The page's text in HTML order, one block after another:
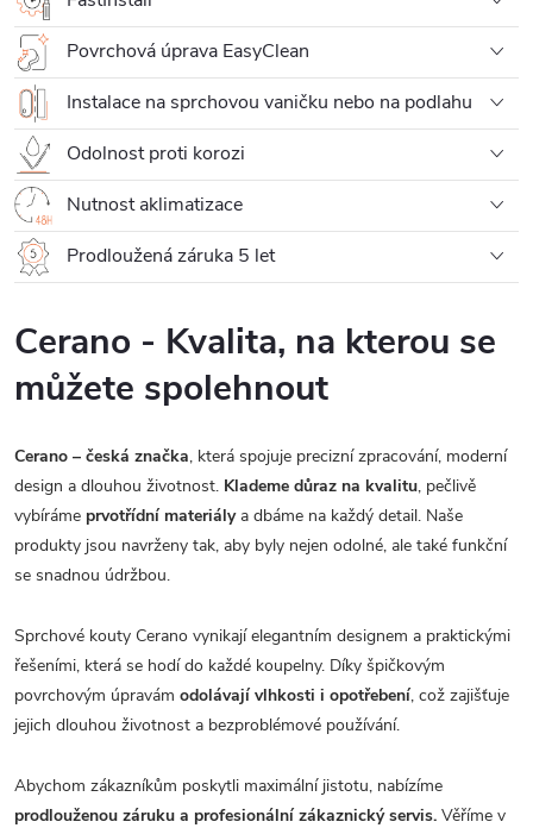
Povrchová úprava EasyClean
Instalace na sprchovou vaničku nebo na podlahu
Odolnost proti korozi
Nutnost aklimatizace
Prodloužená záruka 5 let
Cerano - Kvalita, na kterou se
můžete spolehnout
Cerano – česká značka, která spojuje precizní zpracování, moderní
design a dlouhou životnost. Klademe důraz na kvalitu, pečlivě
vybíráme prvotřídní materiálya dbáme na každý detail. Naše
produkty jsou navrženy tak, aby byly nejen odolné, ale také funkční
se snadnou údržbou.
Sprchové kouty Cerano vynikají elegantním designem a praktickými
řešeními, která se hodí do každé koupelny. Díky špičkovým
povrchovým úpravám odolávají vlhkosti i opotřebení, což zajišťuje
jejich dlouhou životnost a bezproblémové používání.
Abychom zákazníkům poskytli maximální jistotu, nabízíme
prodlouženou záruku a profesionální zákaznický servis. Věříme v